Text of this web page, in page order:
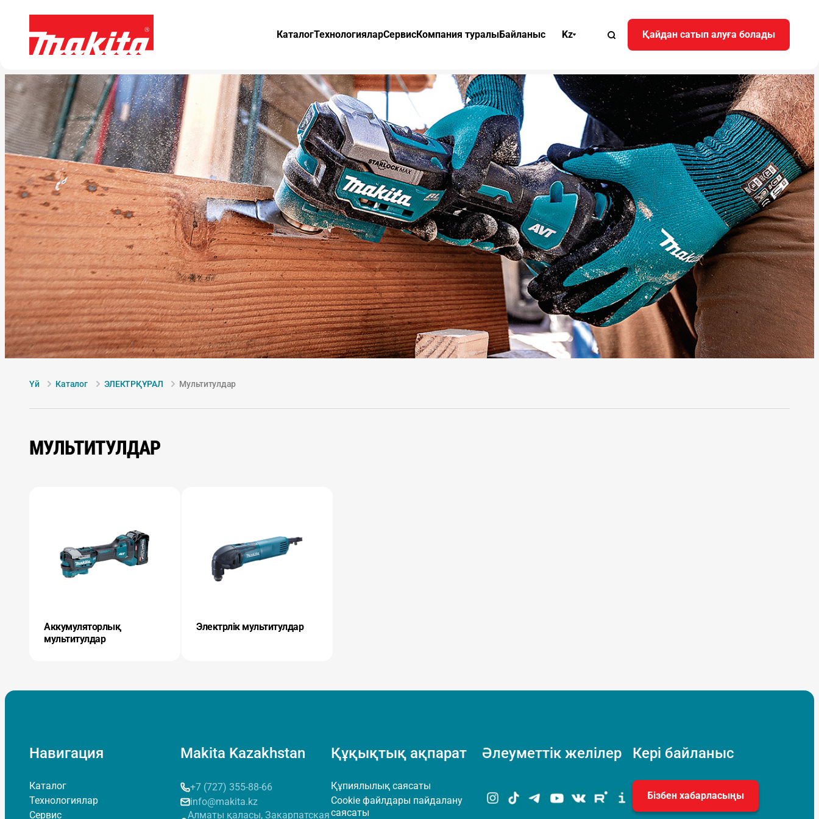
КаталогТехнологияларСервисКомпания туралыБайланыс Kz Қайдан сатып алуға болады
Үй Каталог ЭЛЕКТРҚҰРАЛ Мультитулдар
МУЛЬТИТУЛДАР
Аккумуляторлық
мультитулдар
Электрлік мультитулдар
Навигация
Каталог
Технологиялар
Сервис
Makita Kazakhstan
+7 (727) 355-88-66
info@makita.kz
Алматы қаласы, Закарпатская
Құқықтық ақпарат
Құпиялылық саясаты
Cookie файлдары пайдалану
саясаты
Әлеуметтік желілер Кері байланыс
Бізбен хабарласыңы